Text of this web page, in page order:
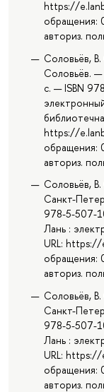
https://
обращения:
авториз.
Соловьёв,
Соловьёв.
с. — ISBN
https://
обращения:
авториз.
Соловьёв,
Санкт-
978-5-507-
Лань :
URL:
обращения:
авториз.
Соловьёв,
Санкт-
978-5-507-
Лань :
URL:
обращения:
авториз.